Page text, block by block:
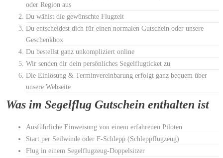
oder Region aus
Du wählst die gewünschte Flugzeit
Du entscheidest dich für einen normalen Gutschein oder unsere
Geschenkbox
Du bestellst ganz unkompliziert online
Wir senden dir dein persönliches Segelflugticket zu
Die Einlösung & Terminvereinbarung erfolgt ganz bequem über
unsere Webseite
Was im Segelflug Gutschein enthalten ist
Ausführliche Einweisung von einem erfahrenen Piloten
Start per Seilwinde oder F-Schlepp (Schleppflugzeug)
Flug in einem Segelflugzeug-Doppelsitzer